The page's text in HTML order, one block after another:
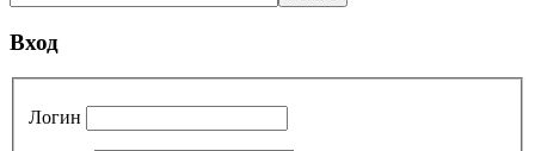
Вход
Логин